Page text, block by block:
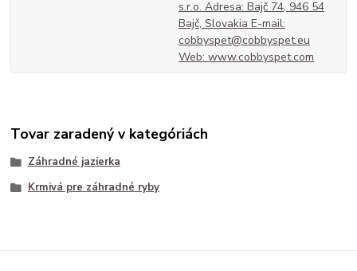
s.r.o. Adresa: Bajč 74, 946 54
Bajč, Slovakia E-mail:
cobbyspet@cobbyspet.eu
Web: www.cobbyspet.com
Tovar zaradený v kategóriách
Záhradné jazierka
Krmivá pre záhradné ryby